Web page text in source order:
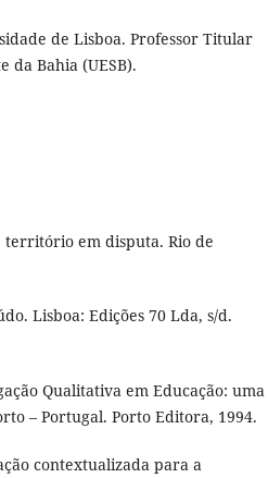
de Lisboa. Professor Titular
da Bahia (UESB).
território em disputa. Rio de
Lisboa: Edições 70 Lda, s/d.
Qualitativa em Educação: uma
– Portugal. Porto Editora, 1994.
contextualizada para a